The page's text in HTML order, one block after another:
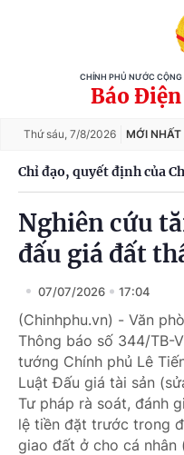
CHÍNH PHỦ NƯỚC
Báo
Thứ sáu, 7/8/2026 MỚI NHẤT
Chỉ đạo, quyết định của
Nghiên cứu
đấu giá đất
07/07/2026 17:04
(Chinhphu.vn) - Văn
Thông báo số 344/TB-
tướng Chính phủ Lê
Luật Đấu giá tài sản
Tư pháp rà soát, đánh
lệ tiền đặt trước trong
giao đất ở cho cá nhân